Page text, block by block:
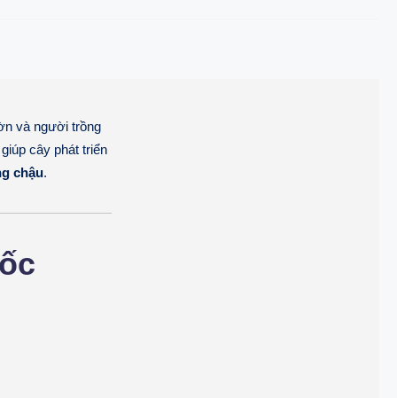
và người trồng
cây phát triển
chậu.